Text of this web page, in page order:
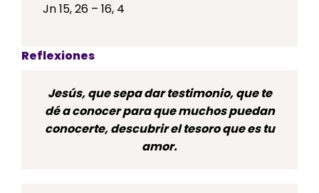
Jn 15, 26 – 16, 4
Reflexiones
Jesús, que sepa dar testimonio, que te
dé a conocer para que muchos puedan
conocerte, descubrir el tesoro que es tu
amor.